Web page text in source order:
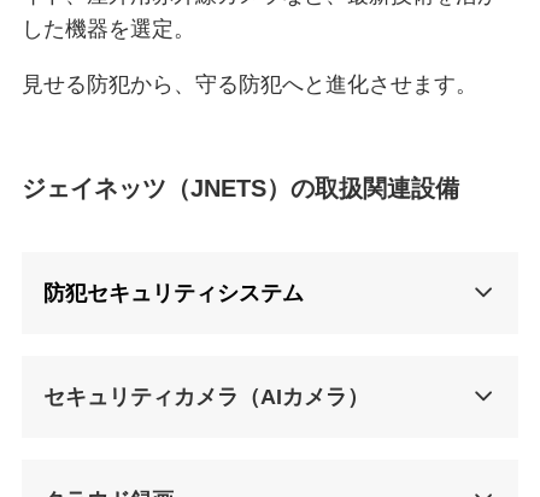
した機器を選定。
見せる防犯から、守る防犯へと進化させます。
ジェイネッツ（JNETS）の取扱関連設備
防犯セキュリティシステム
セキュリティカメラ（AIカメラ）